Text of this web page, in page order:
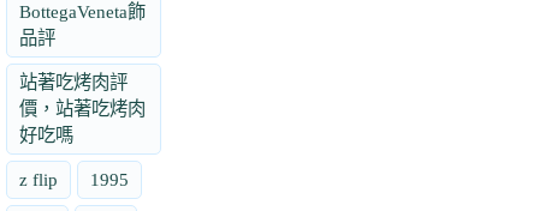
BottegaVeneta飾
品評
站著吃烤肉評
價，站著吃烤肉
好吃嗎
z flip 1995